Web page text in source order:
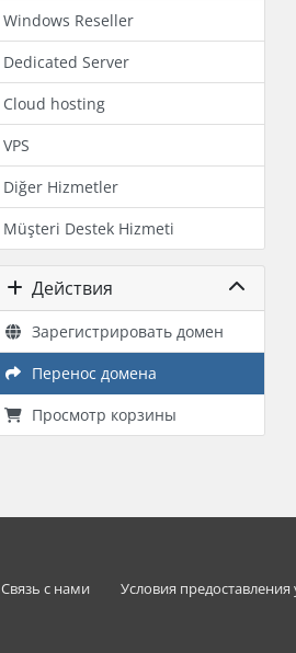
Windows Reseller
Dedicated Server
Cloud hosting
VPS
Diğer Hizmetler
Müşteri Destek Hizmeti
Действия
Зарегистрировать домен
Перенос домена
Просмотр корзины
Связь с нами Условия предоставления